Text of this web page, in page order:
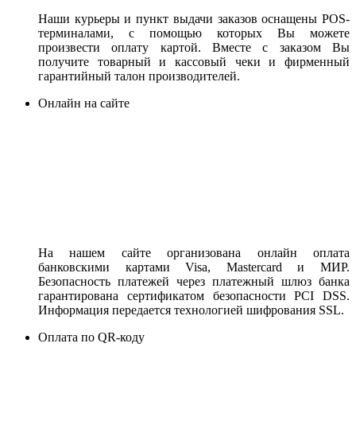
Наши курьеры и пункт выдачи заказов оснащены POS-
терминалами, с помощью которых Вы можете
произвести оплату картой. Вместе с заказом Вы
получите товарный и кассовый чеки и фирменный
гарантийный талон производителей.
Онлайн на сайте
На нашем сайте организована онлайн оплата
банковскими картами Visa, Mastercard и МИР.
Безопасность платежей через платежный шлюз банка
гарантирована сертификатом безопасности PCI DSS.
Информация передается технологией шифрования SSL.
Оплата по QR-коду